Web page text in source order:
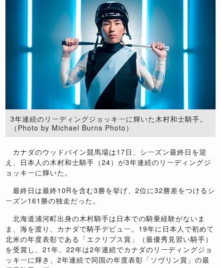
3年連続のリーディングジョッキーに輝いた木村和士騎手。
（Photo by Michael Burns Photo）
カナダのウッドバイン競馬場は17日、シーズン最終日を迎
え、日本人の木村和士騎手（24）が3年連続のリーディングジ
ョッキーに輝いた。
最終日は最終10Rを含む3勝を挙げ、2位に32勝差をつけるシ
ーズン161勝の独走だった。
北海道浦河町出身の木村騎手は日本での騎乗経験がないま
ま、海を渡り、カナダで騎手デビュー。19年に日本人で初めて
北米の年度表彰である「エクリプス賞」（最優秀見習い騎手）
を受賞し、21年、22年は2年連続でカナダのリーディングジョ
ッキーに輝き、2年連続で同国の年度表彰「ソヴリン賞」の最